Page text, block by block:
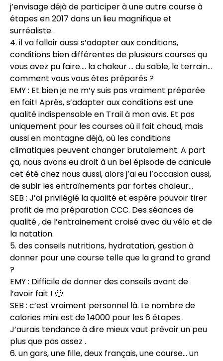
j’envisage déjà de participer à une autre course à
étapes en 2017 dans un lieu magnifique et
surréaliste.
4. il va falloir aussi s’adapter aux conditions,
conditions bien différentes de plusieurs courses qu
vous avez pu faire…. la chaleur … du sable, le terrain…
comment vous vous êtes préparés ?
EMY : Et bien je ne m’y suis pas vraiment préparée
en fait! Après, s’adapter aux conditions est une
qualité indispensable en Trail à mon avis. Et pas
uniquement pour les courses où il fait chaud, mais
aussi en montagne déjà, où les conditions
climatiques peuvent changer brutalement. A part
ça, nous avons eu droit à un bel épisode de canicule
cet été chez nous aussi, alors j’ai eu l’occasion aussi,
de subir les entraînements par fortes chaleur…
SEB : J’ai privilégié la qualité et espère pouvoir tirer
profit de ma préparation CCC. Des séances de
qualité , de l’entrainement croisé avec du vélo et de
la natation.
5. des conseils nutritions, hydratation, gestion à
donner pour une course telle que la grand to grand
?
EMY : Difficile de donner des conseils avant de
l’avoir fait ! 🙂
SEB : c’est vraiment personnel là. Le nombre de
calories mini est de 14000 pour les 6 étapes .
J’aurais tendance à dire mieux vaut prévoir un peu
plus que pas assez .
6. un gars, une fille, deux français, une course… un